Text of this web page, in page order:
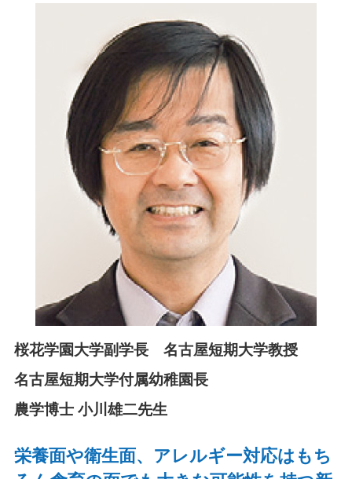
桜花学園大学副学長 名古屋短期大学教授
名古屋短期大学付属幼稚園長
農学博士 小川雄二先生
栄養面や衛生面、アレルギー対応はもち